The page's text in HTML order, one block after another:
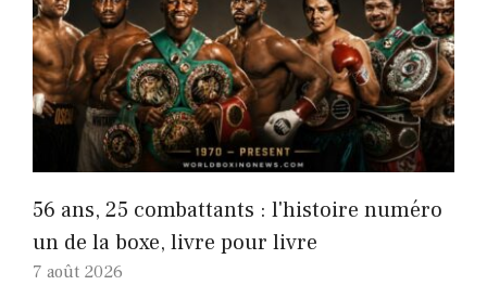
56 ans, 25 combattants : l'histoire numéro
un de la boxe, livre pour livre
7 août 2026